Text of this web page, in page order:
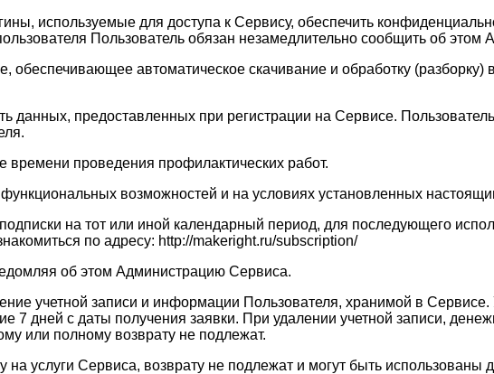
используемые для доступа к Сервису, обеспечить
Пользователь обязан незамедлительно сообщить об
обеспечивающее автоматическое скачивание и обработку
данных, предоставленных при регистрации на Сервисе.
проведения профилактических работ.
возможностей и на условиях установленных
на тот или иной календарный период, для последующего
по адресу: http://makeright.ru/subscription/
об этом Администрацию Сервиса.
учетной записи и информации Пользователя, хранимой в Сервисе.
7 дней с даты получения заявки. При удалении учетной записи,
или полному возврату не подлежат.
услуги Сервиса, возврату не подлежат и могут быть использованы